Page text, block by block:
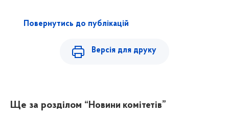
Повернутись до публікацій
Версія для друку
Ще за розділом “Новини комітетів”